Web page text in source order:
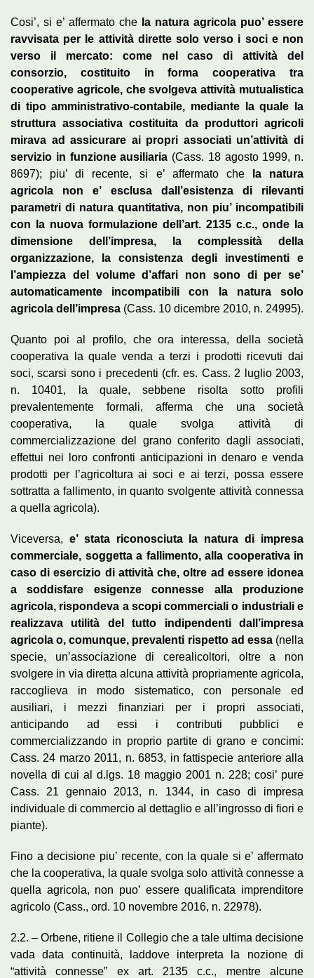
Cosi’, si e’ affermato che la natura agricola puo’ essere
ravvisata per le attività dirette solo verso i soci e non
verso il mercato: come nel caso di attività del
consorzio, costituito in forma cooperativa tra
cooperative agricole, che svolgeva attività mutualistica
di tipo amministrativo-contabile, mediante la quale la
struttura associativa costituita da produttori agricoli
mirava ad assicurare ai propri associati un’attività di
servizio in funzione ausiliaria (Cass. 18 agosto 1999, n.
8697); piu’ di recente, si e’ affermato chela natura
agricola non e’ esclusa dall’esistenza di rilevanti
parametri di natura quantitativa, non piu’ incompatibili
con la nuova formulazione dell’art. 2135 c.c., onde la
dimensione dell’impresa, la complessità della
organizzazione, la consistenza degli investimenti e
l’ampiezza del volume d’affari non sono di per se’
automaticamente incompatibili con la natura solo
agricola dell’impresa (Cass. 10 dicembre 2010, n. 24995).
Quanto poi al profilo, che ora interessa, della società
cooperativa la quale venda a terzi i prodotti ricevuti dai
soci, scarsi sono i precedenti (cfr. es. Cass. 2 luglio 2003,
n. 10401, la quale, sebbene risolta sotto profili
prevalentemente formali, afferma che una società
cooperativa, la quale svolga attività di
commercializzazione del grano conferito dagli associati,
effettui nei loro confronti anticipazioni in denaro e venda
prodotti per l’agricoltura ai soci e ai terzi, possa essere
sottratta a fallimento, in quanto svolgente attività connessa
a quella agricola).
Viceversa, e’ stata riconosciuta la natura di impresa
commerciale, soggetta a fallimento, alla cooperativa in
caso di esercizio di attività che, oltre ad essere idonea
a soddisfare esigenze connesse alla produzione
agricola, rispondeva a scopi commerciali o industriali e
realizzava utilità del tutto indipendenti dall’impresa
agricola o, comunque, prevalenti rispetto ad essa(nella
specie, un’associazione di cerealicoltori, oltre a non
svolgere in via diretta alcuna attività propriamente agricola,
raccoglieva in modo sistematico, con personale ed
ausiliari, i mezzi finanziari per i propri associati,
anticipando ad essi i contributi pubblici e
commercializzando in proprio partite di grano e concimi:
Cass. 24 marzo 2011, n. 6853, in fattispecie anteriore alla
novella di cui al d.lgs. 18 maggio 2001 n. 228; cosi’ pure
Cass. 21 gennaio 2013, n. 1344, in caso di impresa
individuale di commercio al dettaglio e all’ingrosso di fiori e
piante).
Fino a decisione piu’ recente, con la quale si e’ affermato
che la cooperativa, la quale svolga solo attività connesse a
quella agricola, non puo’ essere qualificata imprenditore
agricolo (Cass., ord. 10 novembre 2016, n. 22978).
2.2. – Orbene, ritiene il Collegio che a tale ultima decisione
vada data continuità, laddove interpreta la nozione di
“attività connesse” ex art. 2135 c.c., mentre alcune